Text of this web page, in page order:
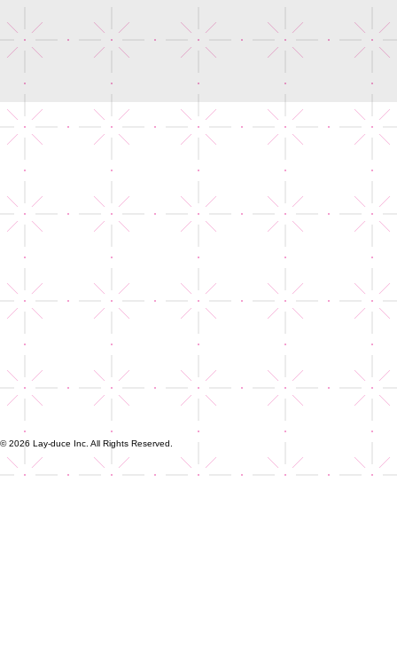
© 2026 Lay-duce Inc. All Rights Reserved.